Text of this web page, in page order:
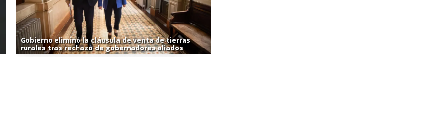
Gobierno eliminó la cláusula de venta de tierras
rurales tras rechazo de gobernadores aliados